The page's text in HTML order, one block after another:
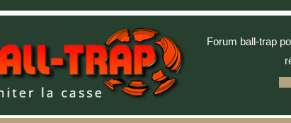
Forum ball-trap